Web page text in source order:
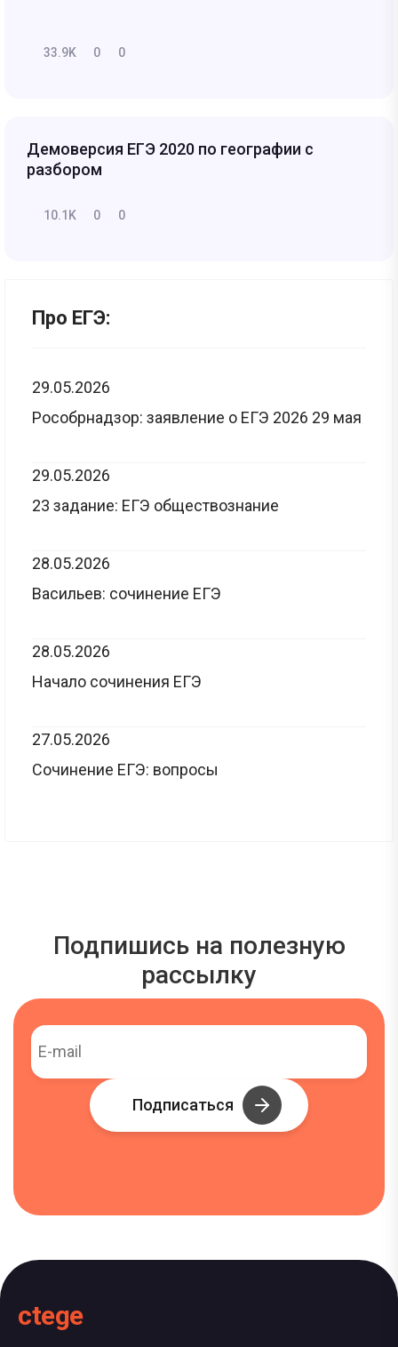
33.9K 0 0
Демоверсия ЕГЭ 2020 по географии с
разбором
10.1K 0 0
Про ЕГЭ:
29.05.2026
Рособрнадзор: заявление о ЕГЭ 2026 29 мая
29.05.2026
23 задание: ЕГЭ обществознание
28.05.2026
Васильев: сочинение ЕГЭ
28.05.2026
Начало сочинения ЕГЭ
27.05.2026
Сочинение ЕГЭ: вопросы
Подпишись на полезную
рассылку
Подписаться
ctege